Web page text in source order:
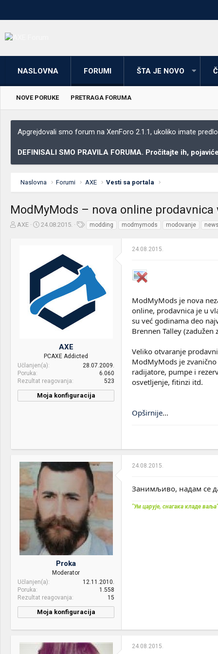
NASLOVNA FORUMI ŠTA JE NOVO
NOVE PORUKE PRETRAGA FORUMA
Apgrejdovali smo forum na XenForo 2.1.1, ukoliko imate
DEFINISALI SMO PRAVILA FORUMA. Pročitajte ih,
Naslovna Forumi AXE Vesti sa portala
ModMyMods – nova online
Z
AXE
D
p
o
e
t
a
24.08.2015.
e
modding modmymods modovanje news
AXE
PCAXE Addicted
Učlanjen(a)
28.07.2009.
Poruka
6.060
Rezultat reagovanja
523
Moja konfiguracija
24.08.2015.
ModMyMods je nova
online, prodavnica je u
su već godinama deo
Brennen Talley
Veliko otvaranje
ModMyMods je
radijatore, pumpe i
osvetljenje, fitinzi itd.
Opširnije...
Proka
Moderator
Učlanjen(a)
12.11.2010.
Poruka
1.558
Rezultat reagovanja
15
Moja konfiguracija
Name:
CPU & cooler: I7 4790k
24.08.2015.
Занимљиво, надам се
"Ум царује, снагака кладе
24.08.2015.